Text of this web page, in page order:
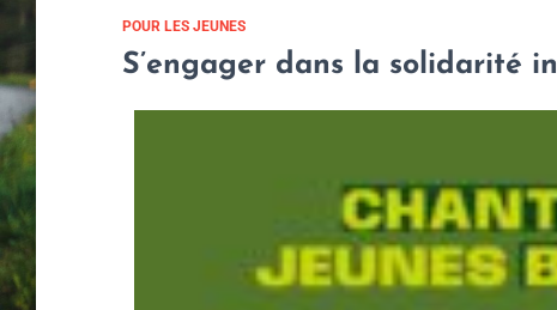
POUR LES JEUNES
S’engager dans la solidarité